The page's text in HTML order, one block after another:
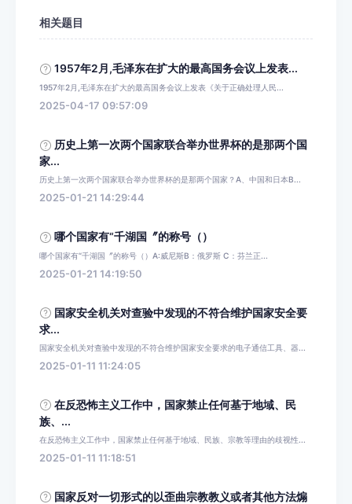
相关题目
1957年2月,毛泽东在扩大的最高国务会议上发表...
1957年2月,毛泽东在扩大的最高国务会议上发表《关于正确处理人民...
2025-04-17 09:57:09
历史上第一次两个国家联合举办世界杯的是那两个国
家...
历史上第一次两个国家联合举办世界杯的是那两个国家？A、中国和日本B...
2025-01-21 14:29:44
哪个国家有“千湖国〞的称号（）
哪个国家有“千湖国〞的称号（）A:威尼斯B：俄罗斯 C：芬兰正...
2025-01-21 14:19:50
国家安全机关对查验中发现的不符合维护国家安全要
求...
国家安全机关对查验中发现的不符合维护国家安全要求的电子通信工具、器...
2025-01-11 11:24:05
在反恐怖主义工作中，国家禁止任何基于地域、民
族、...
在反恐怖主义工作中，国家禁止任何基于地域、民族、宗教等理由的歧视性...
2025-01-11 11:18:51
国家反对一切形式的以歪曲宗教教义或者其他方法煽